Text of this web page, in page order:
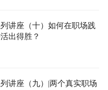
讲座（十）如何在职场践
出得胜？
讲座（九）|两个真实职场